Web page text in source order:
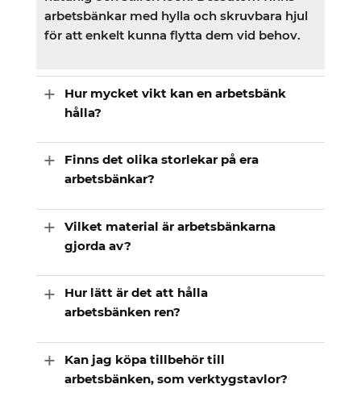
arbetsbänkar med hylla och skruvbara hjul
för att enkelt kunna flytta dem vid behov.
Hur mycket vikt kan en arbetsbänk
hålla?
Finns det olika storlekar på era
arbetsbänkar?
Vilket material är arbetsbänkarna
gjorda av?
Hur lätt är det att hålla
arbetsbänken ren?
Kan jag köpa tillbehör till
arbetsbänken, som verktygstavlor?